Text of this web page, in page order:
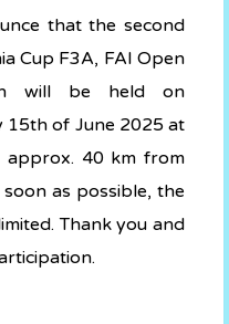
that the second
Cup F3A, FAI Open
will be held on
15th of June 2025 at
approx. 40 km from
as possible, the
Thank you and